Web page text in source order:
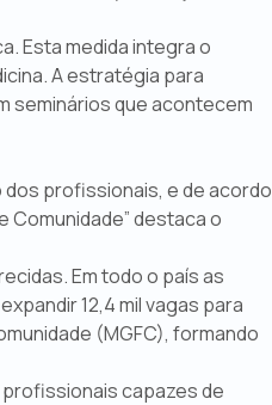
Esta medida integra o
A estratégia para
seminários que acontecem
dos profissionais, e de acordo
Comunidade” destaca o
Em todo o país as
12,4 mil vagas para
(MGFC), formando
profissionais capazes de